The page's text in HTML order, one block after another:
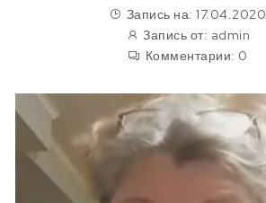
Запись на: 17.04.2020
Запись от: admin
Комментарии: 0